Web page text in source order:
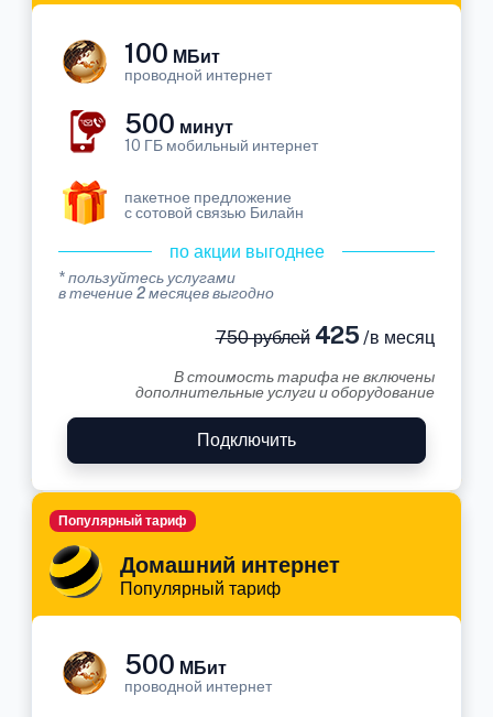
100 МБит
проводной интернет
500 минут
10 ГБ мобильный интернет
пакетное предложение
с сотовой связью Билайн
по акции выгоднее
* пользуйтесь услугами
в течение 2 месяцев выгодно
750 рублей425 /в месяц
В стоимость тарифа не включены
дополнительные услуги и оборудование
Подключить
Домашний интернет
Популярный тариф
Популярный тариф
500 МБит
проводной интернет